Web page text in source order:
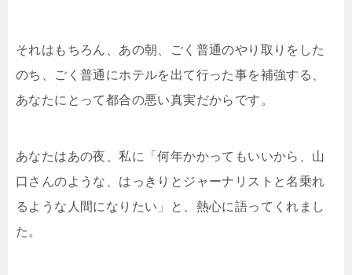
それはもちろん、あの朝、ごく普通のやり取りをした
のち、ごく普通にホテルを出て行った事を補強する、
あなたにとって都合の悪い真実だからです。
あなたはあの夜、私に「何年かかってもいいから、山
口さんのような、はっきりとジャーナリストと名乗れ
るような人間になりたい」と、熱心に語ってくれまし
た。